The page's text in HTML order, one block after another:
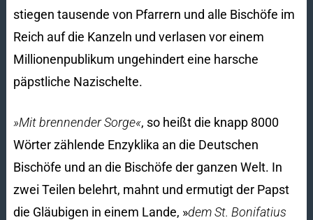
stiegen tausende von Pfarrern und alle Bischöfe im
Reich auf die Kanzeln und verlasen vor einem
Millionenpublikum ungehindert eine harsche
päpstliche Nazischelte.
»Mit brennender Sorge«, so heißt die knapp 8000
Wörter zählende Enzyklika an die Deutschen
Bischöfe und an die Bischöfe der ganzen Welt. In
zwei Teilen belehrt, mahnt und ermutigt der Papst
die Gläubigen in einem Lande, »dem St. Bonifatius